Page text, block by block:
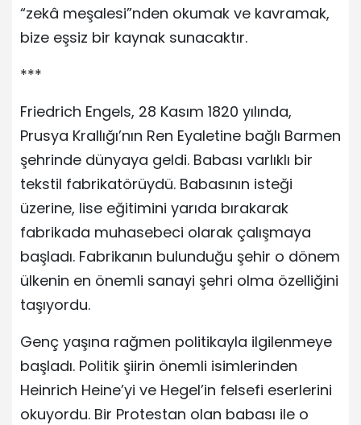
“zekâ meşalesi”nden okumak ve kavramak,
bize eşsiz bir kaynak sunacaktır.
***
Friedrich Engels, 28 Kasım 1820 yılında,
Prusya Krallığı’nın Ren Eyaletine bağlı Barmen
şehrinde dünyaya geldi. Babası varlıklı bir
tekstil fabrikatörüydü. Babasının isteği
üzerine, lise eğitimini yarıda bırakarak
fabrikada muhasebeci olarak çalışmaya
başladı. Fabrikanın bulunduğu şehir o dönem
ülkenin en önemli sanayi şehri olma özelliğini
taşıyordu.
Genç yaşına rağmen politikayla ilgilenmeye
başladı. Politik şiirin önemli isimlerinden
Heinrich Heine’yi ve Hegel’in felsefi eserlerini
okuyordu. Bir Protestan olan babası ile o